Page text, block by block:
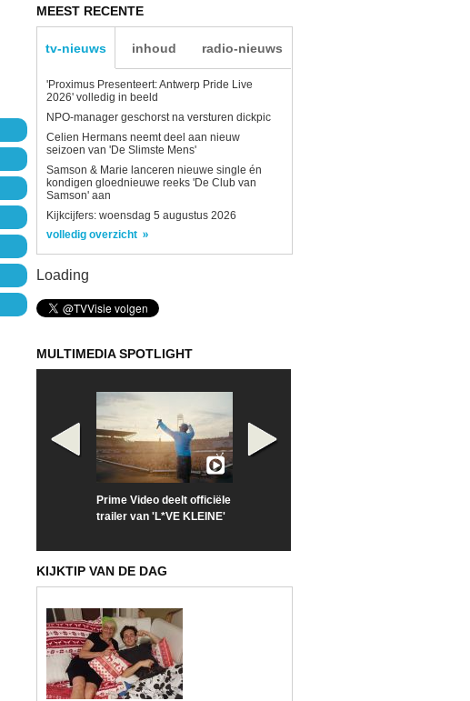
MEEST RECENTE
tv-nieuws inhoud radio-nieuws
'Proximus Presenteert: Antwerp Pride Live
2026' volledig in beeld
NPO-manager geschorst na versturen dickpic
Celien Hermans neemt deel aan nieuw
seizoen van 'De Slimste Mens'
Samson & Marie lanceren nieuwe single én
kondigen gloednieuwe reeks 'De Club van
Samson' aan
Kijkcijfers: woensdag 5 augustus 2026
volledig overzicht
Loading
MULTIMEDIA SPOTLIGHT
Prime Video deelt officiële
trailer van 'L*VE KLEINE'
KIJKTIP VAN DE DAG